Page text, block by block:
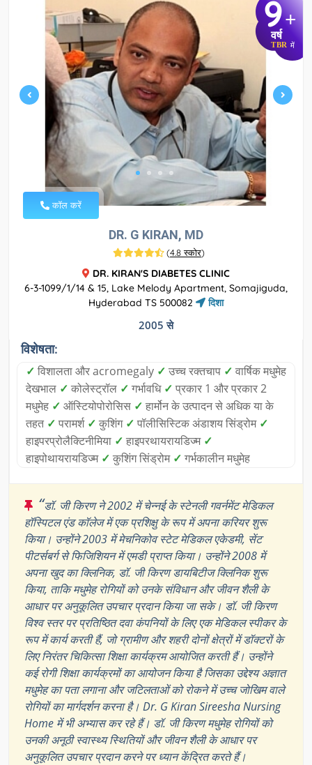
9+
वर्ष
TBR में
कॉल करें
DR. G KIRAN, MD
(4.8 स्कोर)
DR. KIRAN'S DIABETES CLINIC
6-3-1099/1/14 & 15, Lake Melody Apartment, Somajiguda,
Hyderabad TS 500082
दिशा
2005 से
विशेषता:
✓ विशालता और acromegaly ✓ उच्च रक्तचाप ✓ वार्षिक मधुमेह
देखभाल ✓ कोलेस्ट्रॉल ✓ गर्भावधि ✓ प्रकार 1 और प्रकार 2
मधुमेह ✓ ऑस्टियोपोरोसिस ✓ हार्मोन के उत्पादन से अधिक या के
तहत ✓ परामर्श ✓ कुशिंग ✓ पॉलीसिस्टिक अंडाशय सिंड्रोम ✓
हाइपरप्रोलैक्टिनीमिया ✓ हाइपरथायरायडिज्म ✓
हाइपोथायरायडिज्म ✓ कुशिंग सिंड्रोम ✓ गर्भकालीन मधुमेह
“डॉ. जी किरण ने 2002 में चेन्नई के स्टेनली गवर्नमेंट मेडिकल
हॉस्पिटल एंड कॉलेज में एक प्रशिक्षु के रूप में अपना करियर शुरू
किया। उन्होंने 2003 में मेचनिकोव स्टेट मेडिकल एकेडमी, सेंट
पीटर्सबर्ग से फिजिशियन में एमडी प्राप्त किया। उन्होंने 2008 में
अपना खुद का क्लिनिक, डॉ. जी किरण डायबिटीज क्लिनिक शुरू
किया, ताकि मधुमेह रोगियों को उनके संविधान और जीवन शैली के
आधार पर अनुकूलित उपचार प्रदान किया जा सके। डॉ. जी किरण
विश्व स्तर पर प्रतिष्ठित दवा कंपनियों के लिए एक मेडिकल स्पीकर के
रूप में कार्य करती हैं, जो ग्रामीण और शहरी दोनों क्षेत्रों में डॉक्टरों के
लिए निरंतर चिकित्सा शिक्षा कार्यक्रम आयोजित करती हैं। उन्होंने
कई रोगी शिक्षा कार्यक्रमों का आयोजन किया है जिसका उद्देश्य अज्ञात
मधुमेह का पता लगाना और जटिलताओं को रोकने में उच्च जोखिम वाले
रोगियों का मार्गदर्शन करना है। Dr. G Kiran Sireesha Nursing
Home में भी अभ्यास कर रहे हैं। डॉ. जी किरण मधुमेह रोगियों को
उनकी अनूठी स्वास्थ्य स्थितियों और जीवन शैली के आधार पर
अनुकूलित उपचार प्रदान करने पर ध्यान केंद्रित करते हैं।